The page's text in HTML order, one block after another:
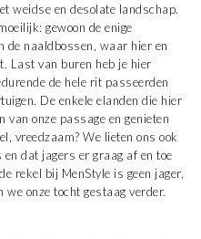
weidse en desolate landschap.
gewoon de enige
de naaldbossen, waar hier en
Last van buren heb je hier
de hele rit passeerden
De enkele elanden die hier
van onze passage en genieten
vreedzaam? We lieten ons ook
dat jagers er graag af en toe
rekel bij MenStyle is geen jager,
onze tocht gestaag verder.